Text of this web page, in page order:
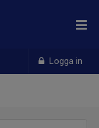
Logga in